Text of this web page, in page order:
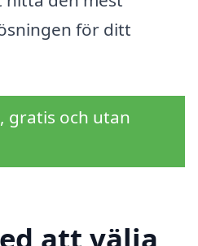
för ditt
gratis och utan
att välja